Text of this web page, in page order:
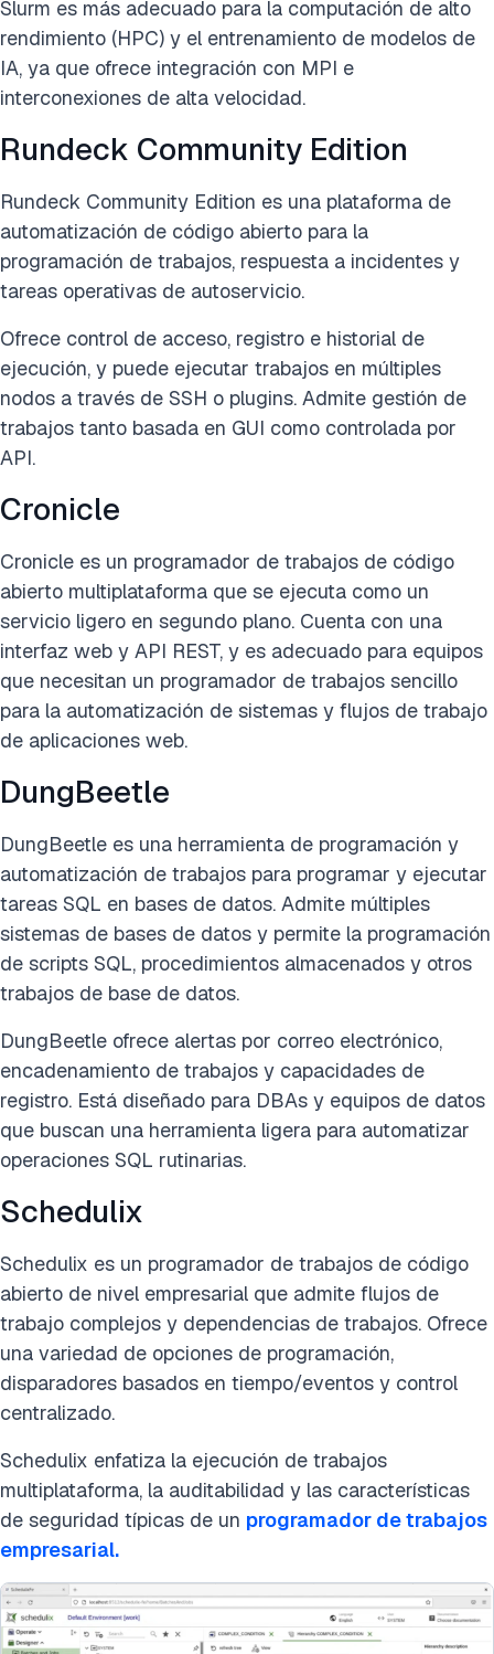
Slurm es más adecuado para la computación de alto
rendimiento (HPC) y el entrenamiento de modelos de
IA, ya que ofrece integración con MPI e
interconexiones de alta velocidad.
Rundeck Community Edition
Rundeck Community Edition es una plataforma de
automatización de código abierto para la
programación de trabajos, respuesta a incidentes y
tareas operativas de autoservicio.
Ofrece control de acceso, registro e historial de
ejecución, y puede ejecutar trabajos en múltiples
nodos a través de SSH o plugins. Admite gestión de
trabajos tanto basada en GUI como controlada por
API.
Cronicle
Cronicle es un programador de trabajos de código
abierto multiplataforma que se ejecuta como un
servicio ligero en segundo plano. Cuenta con una
interfaz web y API REST, y es adecuado para equipos
que necesitan un programador de trabajos sencillo
para la automatización de sistemas y flujos de trabajo
de aplicaciones web.
DungBeetle
DungBeetle es una herramienta de programación y
automatización de trabajos para programar y ejecutar
tareas SQL en bases de datos. Admite múltiples
sistemas de bases de datos y permite la programación
de scripts SQL, procedimientos almacenados y otros
trabajos de base de datos.
DungBeetle ofrece alertas por correo electrónico,
encadenamiento de trabajos y capacidades de
registro. Está diseñado para DBAs y equipos de datos
que buscan una herramienta ligera para automatizar
operaciones SQL rutinarias.
Schedulix
Schedulix es un programador de trabajos de código
abierto de nivel empresarial que admite flujos de
trabajo complejos y dependencias de trabajos. Ofrece
una variedad de opciones de programación,
disparadores basados en tiempo/eventos y control
centralizado.
Schedulix enfatiza la ejecución de trabajos
multiplataforma, la auditabilidad y las características
de seguridad típicas de un programador de trabajos
empresarial.